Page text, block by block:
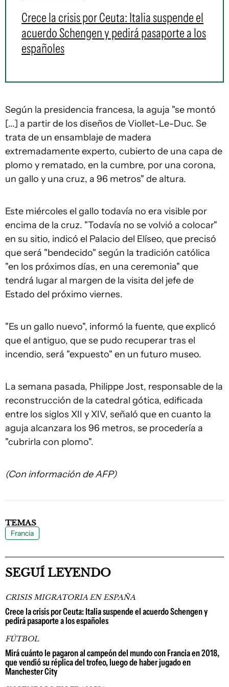
Crece la crisis por Ceuta: Italia suspende el
acuerdo Schengen y pedirá pasaporte a los
españoles
Según la presidencia francesa, la aguja "se montó
[...] a partir de los diseños de Viollet-Le-Duc. Se
trata de un ensamblaje de madera
extremadamente experto, cubierto de una capa de
plomo y rematado, en la cumbre, por una corona,
un gallo y una cruz, a 96 metros" de altura.
Este miércoles el gallo todavía no era visible por
encima de la cruz. "Todavía no se volvió a colocar"
en su sitio, indicó el Palacio del Elíseo, que precisó
que será "bendecido" según la tradición católica
"en los próximos días, en una ceremonia" que
tendrá lugar al margen de la visita del jefe de
Estado del próximo viernes.
"Es un gallo nuevo", informó la fuente, que explicó
que el antiguo, que se pudo recuperar tras el
incendio, será "expuesto" en un futuro museo.
La semana pasada, Philippe Jost, responsable de la
reconstrucción de la catedral gótica, edificada
entre los siglos XII y XIV, señaló que en cuanto la
aguja alcanzara los 96 metros, se procedería a
"cubrirla con plomo".
(Con información de AFP)
TEMAS
Francia
SEGUÍ LEYENDO
CRISIS MIGRATORIA EN ESPAÑA
Crece la crisis por Ceuta: Italia suspende el acuerdo Schengen y
pedirá pasaporte a los españoles
FÚTBOL
Mirá cuánto le pagaron al campeón del mundo con Francia en 2018,
que vendió su réplica del trofeo, luego de haber jugado en
Manchester City